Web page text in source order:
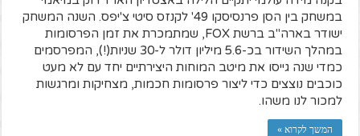
במשחק בין הסן פרנסיסקו 49' לקנזס סיטי צ'יפס. השנה המשחק
ישודר בארה"ב ברשת FOX, שמתמכרת את זמן הפרסומות
במהלך השידור בכ-5.6 מיליון דולר ל-30 שניות(!), המפרסמים
כמדי שנה גייסו את מיטב המוחות היצירתיים יחד עם לא מעט
כוכבים נוצצים כדי ליצור פרסומות חכמות, מצחיקות ומרגשות
למכור לנו משהו.
המשך לקרוא »